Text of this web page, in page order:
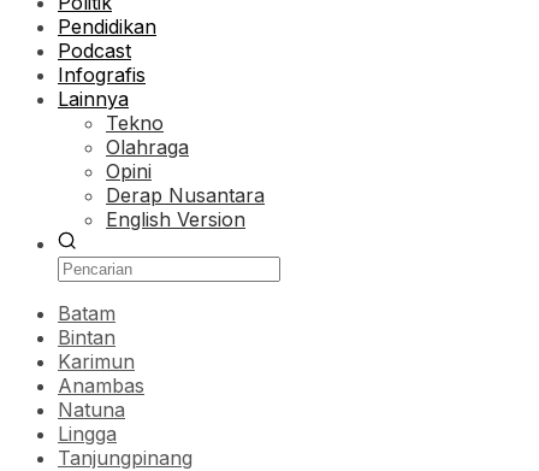
Pendidikan
Podcast
Infografis
Lainnya
Tekno
Olahraga
Opini
Derap Nusantara
English Version
Batam
Bintan
Karimun
Anambas
Natuna
Lingga
Tanjungpinang